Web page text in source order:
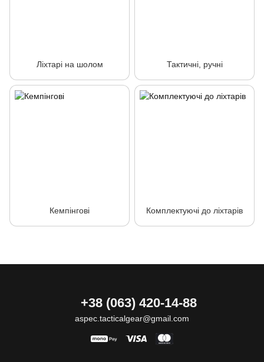
Ліхтарі на шолом Тактичні, ручні
Кемпінгові Комплектуючі до ліхтарів
+38 (063) 420-14-88
aspec.tacticalgear@gmail.com